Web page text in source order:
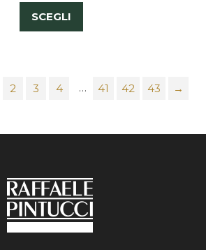
SCEGLI
2 3 4 … 41 42 43 →